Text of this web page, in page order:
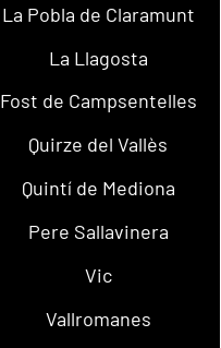
La Pobla de Claramunt
La Llagosta
Fost de Campsentelles
Quirze del Vallès
Quintí de Mediona
Pere Sallavinera
Vic
Vallromanes